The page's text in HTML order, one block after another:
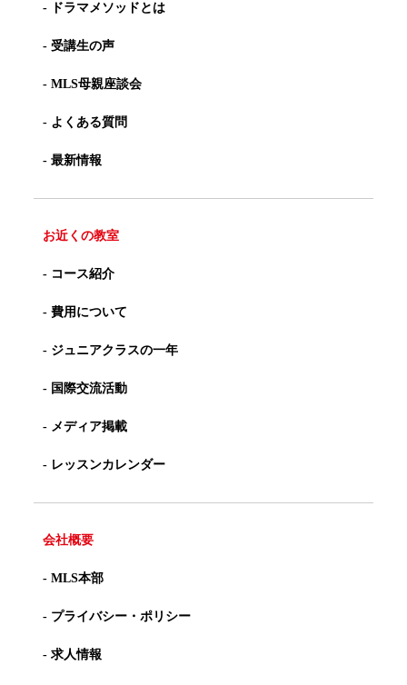
- ドラマメソッドとは
- 受講生の声
- MLS母親座談会
- よくある質問
- 最新情報
お近くの教室
- コース紹介
- 費用について
- ジュニアクラスの一年
- 国際交流活動
- メディア掲載
- レッスンカレンダー
会社概要
- MLS本部
- プライバシー・ポリシー
- 求人情報